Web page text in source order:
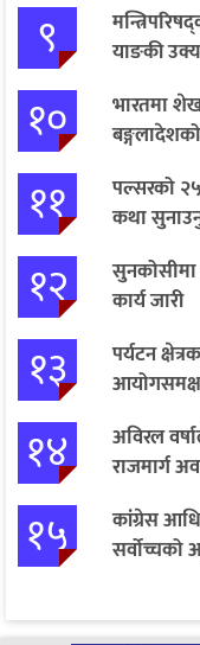
९
याङकी
१०
भारतमा
११
पल्सरको
कथा
१२
सुनकोसीमा
कार्य जारी
१३
पर्यटन
१४
अविरल
राजमार्ग
१५
कांग्रेस
सर्वोच्चको